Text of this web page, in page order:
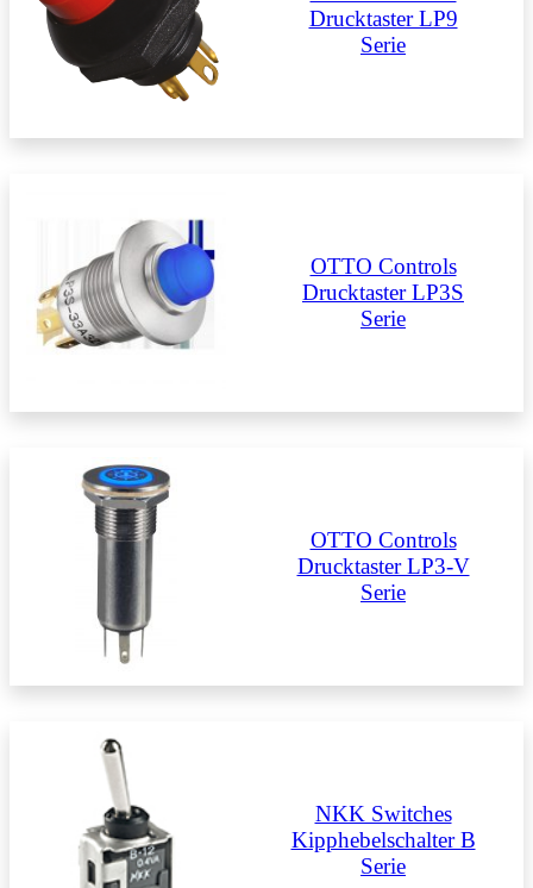
Drucktaster LP9
Serie
OTTO Controls
Drucktaster LP3S
Serie
OTTO Controls
Drucktaster LP3-V
Serie
NKK Switches
Kipphebelschalter B
Serie